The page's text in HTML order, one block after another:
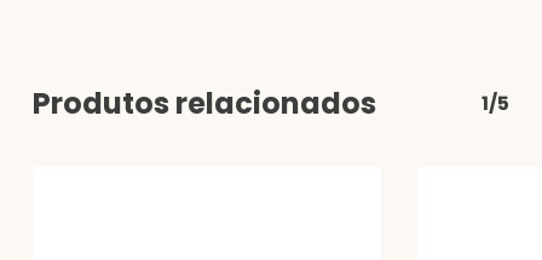
Produtos relacionados 1/5